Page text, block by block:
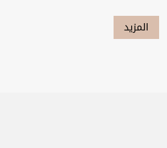
المزيد